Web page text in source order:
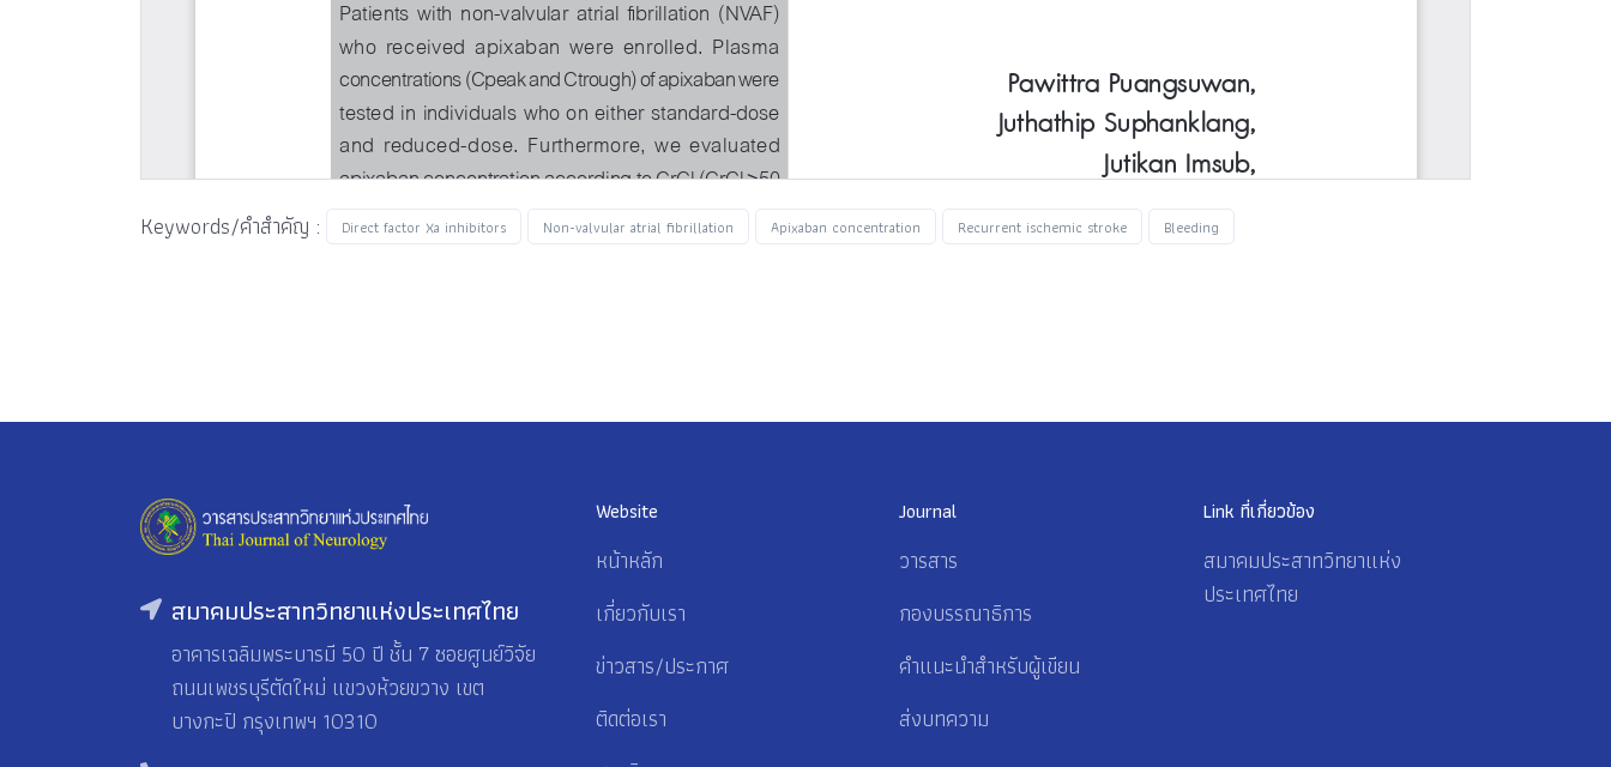
Keywords/คำสำคัญ : Direct factor Xa inhibitors Non-valvular atrial fibrillation Apixaban concentration Recurrent ischemic stroke Bleeding
สมาคมประสาทวิทยาแห่งประเทศไทย
อาคารเฉลิมพระบารมี 50 ปี ชั้น 7 ซอยศูนย์วิจัย
ถนนเพชรบุรีตัดใหม่ แขวงห้วยขวาง เขต
บางกะปิ กรุงเทพฯ 10310
Website
หน้าหลัก
เกี่ยวกับเรา
ข่าวสาร/ประกาศ
ติดต่อเรา
Journal
วารสาร
กองบรรณาธิการ
คำแนะนำสำหรับผู้เขียน
ส่งบทความ
Link ที่เกี่ยวข้อง
สมาคมประสาทวิทยาแห่ง
ประเทศไทย